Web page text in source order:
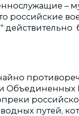
–
российские
путей,